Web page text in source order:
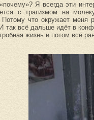
Я всегда эти
с трагизмом на
Потому что окружает
так всё дальше идёт в
жизнь и потом